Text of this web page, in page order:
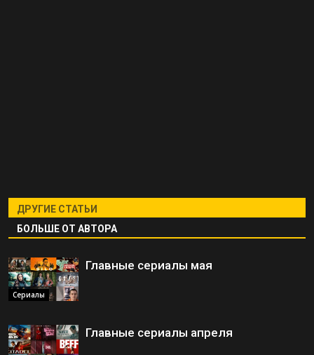
ДРУГИЕ СТАТЬИ
БОЛЬШЕ ОТ АВТОРА
Сериалы
Главные сериалы мая
Главные сериалы апреля